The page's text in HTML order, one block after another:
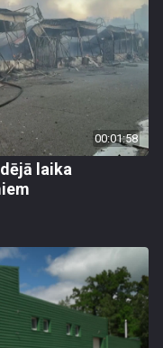
00:01:58
laika